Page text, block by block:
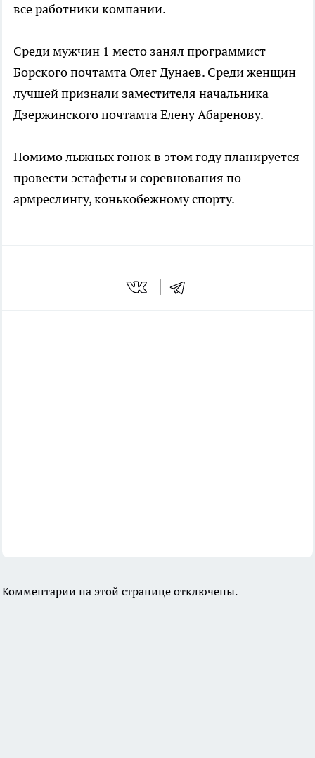
все работники компании.
Среди мужчин 1 место занял программист
Борского почтамта Олег Дунаев. Среди женщин
лучшей признали заместителя начальника
Дзержинского почтамта Елену Абаренову.
Помимо лыжных гонок в этом году планируется
провести эстафеты и соревнования по
армреслингу, конькобежному спорту.
Комментарии на этой странице отключены.